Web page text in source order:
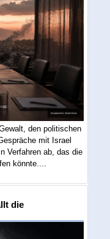
den politischen
mit Israel
Verfahren ab, das die
könnte....
die